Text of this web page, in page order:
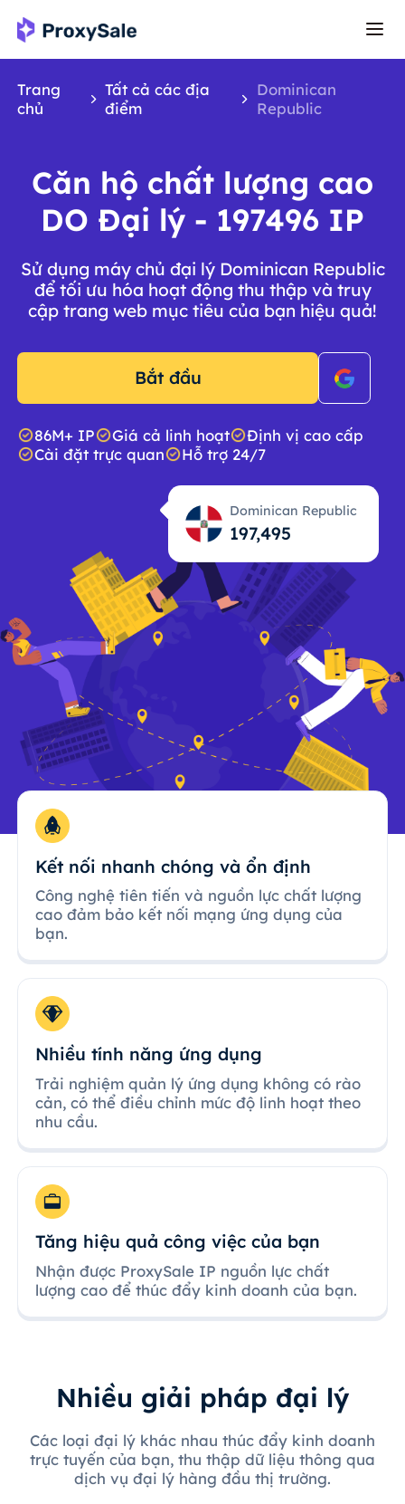
Trang
chủ
Tất cả các địa
điểm
Dominican
Republic
Căn hộ chất lượng cao
DO Đại lý - 197496 IP
Sử dụng máy chủ đại lý Dominican Republic
để tối ưu hóa hoạt động thu thập và truy
cập trang web mục tiêu của bạn hiệu quả!
Bắt đầu
86M+ IP Giá cả linh hoạt
Định vị cao cấp
Cài đặt trực quan
Hỗ trợ 24/7
Dominican Republic
197,496
Kết nối nhanh chóng và ổn định
Công nghệ tiên tiến và nguồn lực chất lượng
cao đảm bảo kết nối mạng ứng dụng của
bạn.
Nhiều tính năng ứng dụng
Trải nghiệm quản lý ứng dụng không có rào
cản, có thể điều chỉnh mức độ linh hoạt theo
nhu cầu.
Tăng hiệu quả công việc của bạn
Nhận được ProxySale IP nguồn lực chất
lượng cao để thúc đẩy kinh doanh của bạn.
Nhiều giải pháp đại lý
Các loại đại lý khác nhau thúc đẩy kinh doanh
trực tuyến của bạn, thu thập dữ liệu thông qua
dịch vụ đại lý hàng đầu thị trường.